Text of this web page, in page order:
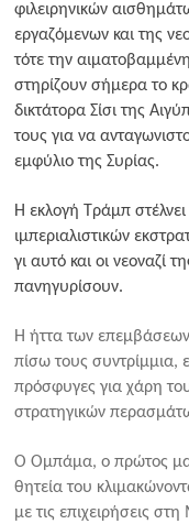
φιλειρηνικών
εργαζόμενων και της
τότε την
στηρίζουν σήμερα το
δικτάτορα Σίσι της
τους για να
εμφύλιο της Συρίας.
Η εκλογή Τράμπ
ιμπεριαλιστικών
γι αυτό και οι νεοναζί
πανηγυρίσουν.
Η ήττα των
πίσω τους συντρίμμια,
πρόσφυγες για χάρη
στρατηγικών
Ο Ομπάμα, ο πρώτος
θητεία του
με τις επιχειρήσεις